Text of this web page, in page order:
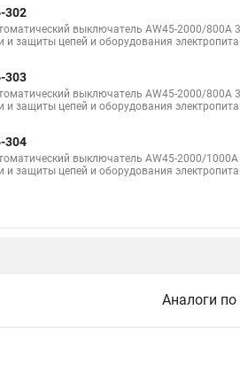
302
выключатель AW45-2000/800A
и защиты цепей и оборудования
303
выключатель AW45-2000/800A
и защиты цепей и оборудования
304
выключатель AW45-2000/
и защиты цепей и оборудования
Аналоги